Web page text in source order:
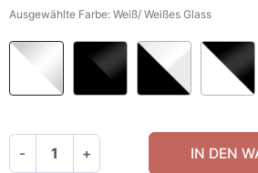
Ausgewählte Farbe: Weiß/ Weißes Glass
Weiß/ Weißes Glass
Schwarz / Schwarz
- + IN DEN